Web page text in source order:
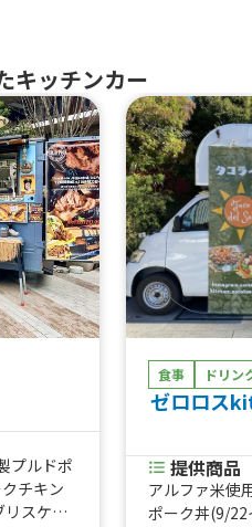
キッチンカー
プルドポ
チキン
リスケッ
食事 ドリン
ゼロロス
提供商品
アルファ米使
ポーク丼(9/22